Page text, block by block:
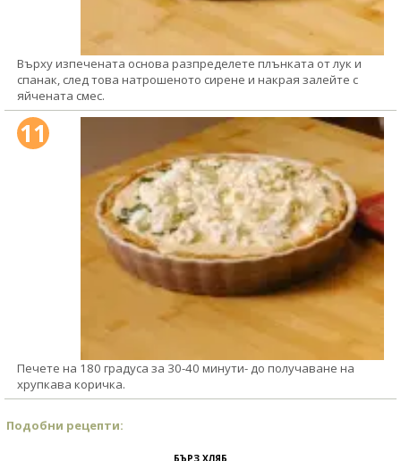
Върху изпечената основа разпределете плънката от лук и
спанак, след това натрошеното сирене и накрая залейте с
яйчената смес.
11
Печете на 180 градуса за 30-40 минути- до получаване на
хрупкава коричка.
Подобни рецепти:
БЪРЗ ХЛЯБ